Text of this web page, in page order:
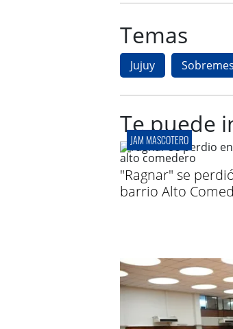
Temas
Jujuy
Te puede
JAM MASCOTERO
"Ragnar" se
barrio Alto